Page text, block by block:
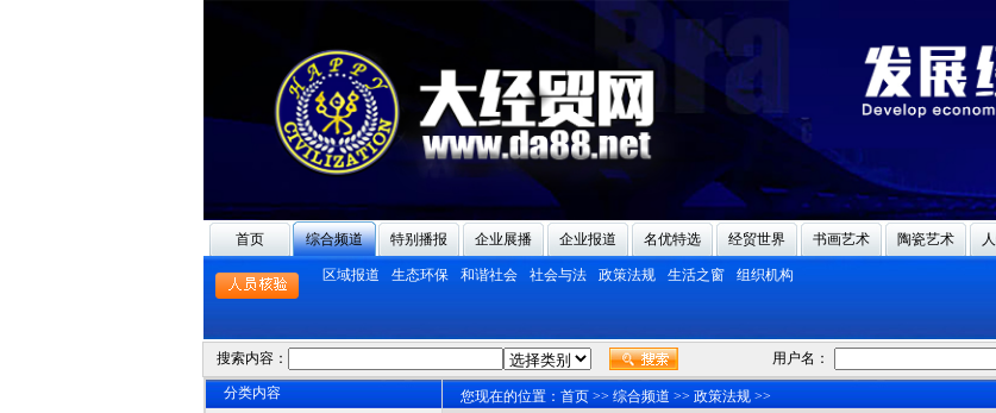
首页 综合频道 特别播报 企业展播 企业报道 名优特选 经贸世界 书画艺术 陶瓷艺术
区域报道 生态环保 和谐社会 社会与法 政策法规 生活之窗 组织机构
搜索内容： 用户名：
分类内容
您现在的位置： 首页 >> 综合频道 >> 政策法规 >>